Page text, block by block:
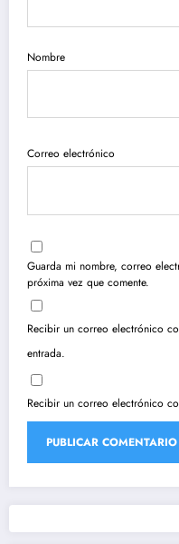
Nombre
Correo electrónico
Guarda mi nombre, correo
próxima vez que comente.
Recibir un correo electrónico
entrada.
Recibir un correo electrónico